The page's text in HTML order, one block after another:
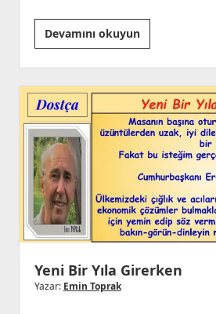
Devamını okuyunBarış!
Barış!
Barış..!
Yeni Bir Yıla Girerken
Yazar: Emin Toprak